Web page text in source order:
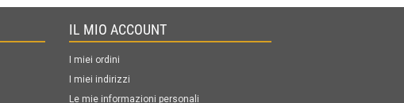
IL MIO ACCOUNT
I miei ordini
I miei indirizzi
Le mie informazioni personali